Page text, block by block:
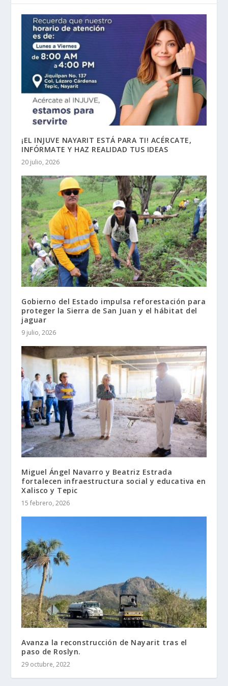
¡EL INJUVE NAYARIT ESTÁ PARA TI! ACÉRCATE,
INFÓRMATE Y HAZ REALIDAD TUS IDEAS
20 julio, 2026
Gobierno del Estado impulsa reforestación para
proteger la Sierra de San Juan y el hábitat del
jaguar
9 julio, 2026
Miguel Ángel Navarro y Beatriz Estrada
fortalecen infraestructura social y educativa en
Xalisco y Tepic
15 febrero, 2026
Avanza la reconstrucción de Nayarit tras el
paso de Roslyn.
29 octubre, 2022